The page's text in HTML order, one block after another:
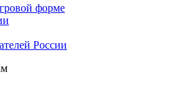
форме
России